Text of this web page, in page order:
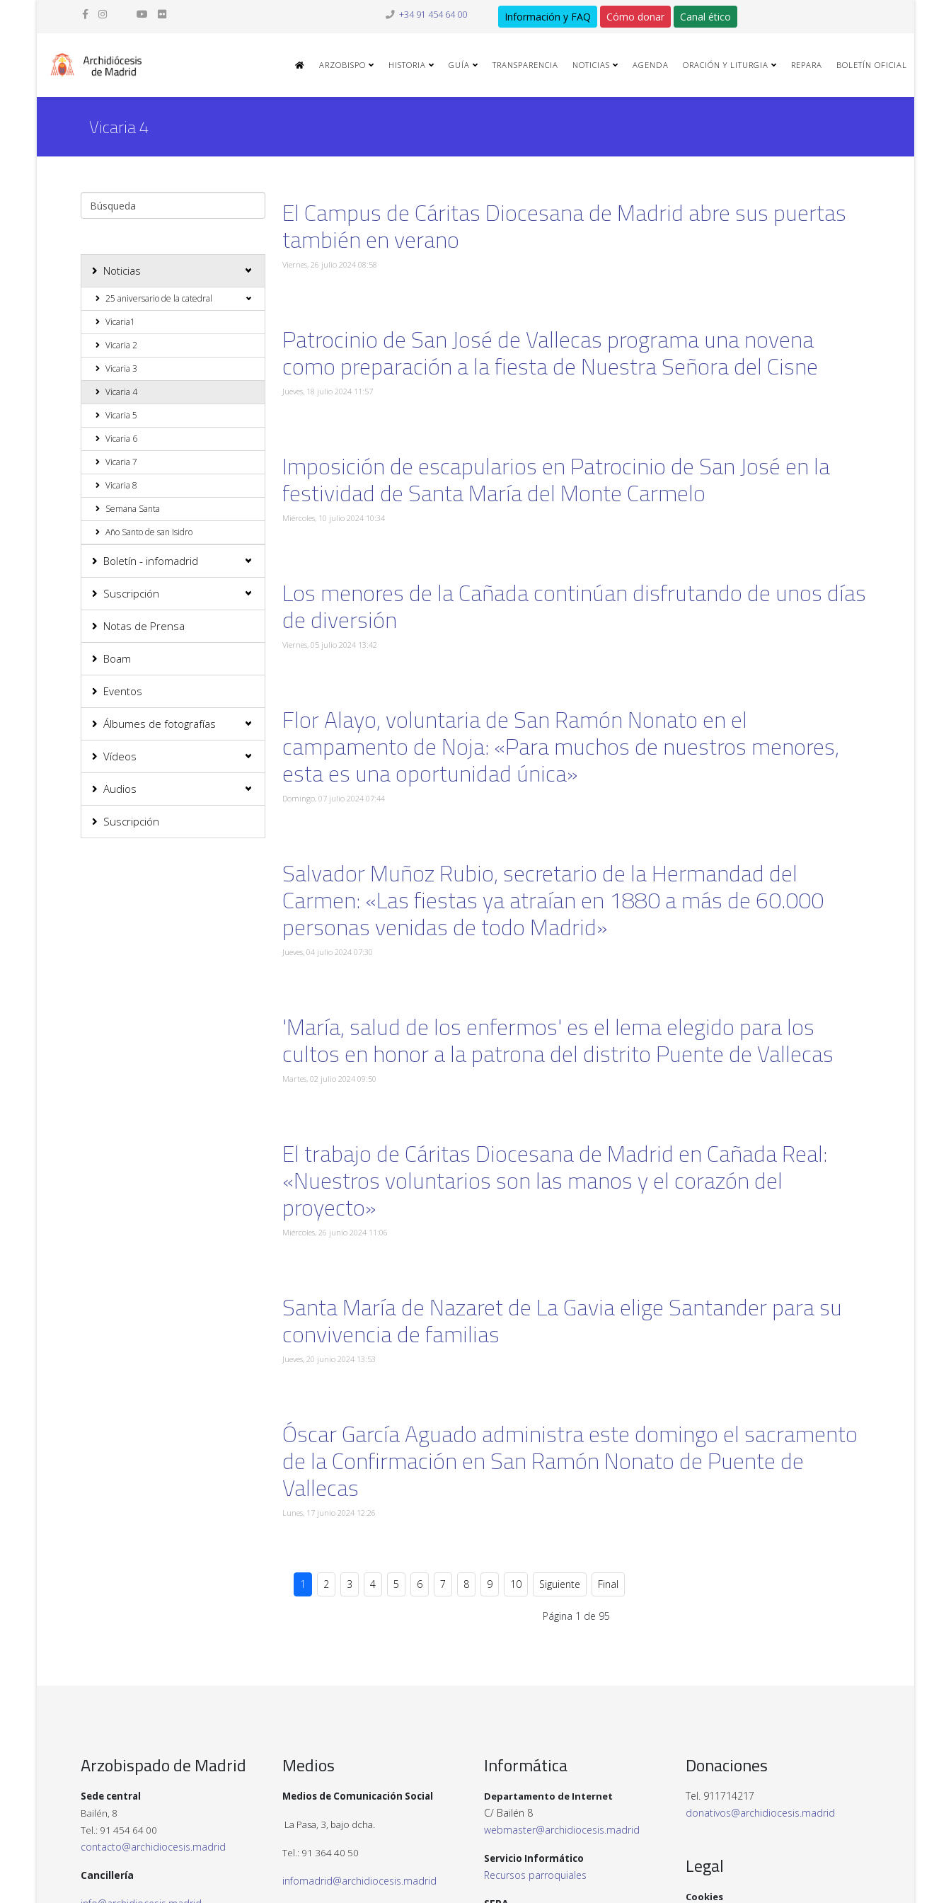
+34 91 454 64 00 Información y FAQ Cómo donar Canal ético
ARZOBISPO HISTORIA GUÍA TRANSPARENCIA NOTICIAS AGENDA ORACIÓN Y LITURGIA REPARA BOLETÍN OFICIAL
Vicaria 4
Noticias
25 aniversario de la catedral
Vicaria1
Vicaria 2
Vicaria 3
Vicaria 4
Vicaria 5
Vicaria 6
Vicaria 7
Vicaria 8
Semana Santa
Año Santo de san Isidro
Boletín - infomadrid
Suscripción
Notas de Prensa
Boam
Eventos
Álbumes de fotografías
Vídeos
Audios
Suscripción
El Campus de Cáritas Diocesana de Madrid abre sus puertas
también en verano
Viernes, 26 julio 2024 08:58
Patrocinio de San José de Vallecas programa una novena
como preparación a la fiesta de Nuestra Señora del Cisne
Jueves, 18 julio 2024 11:57
Imposición de escapularios en Patrocinio de San José en la
festividad de Santa María del Monte Carmelo
Miércoles, 10 julio 2024 10:34
Los menores de la Cañada continúan disfrutando de unos días
de diversión
Viernes, 05 julio 2024 13:42
Flor Alayo, voluntaria de San Ramón Nonato en el
campamento de Noja: «Para muchos de nuestros menores,
esta es una oportunidad única»
Domingo, 07 julio 2024 07:44
Salvador Muñoz Rubio, secretario de la Hermandad del
Carmen: «Las fiestas ya atraían en 1880 a más de 60.000
personas venidas de todo Madrid»
Jueves, 04 julio 2024 07:30
'María, salud de los enfermos' es el lema elegido para los
cultos en honor a la patrona del distrito Puente de Vallecas
Martes, 02 julio 2024 09:50
El trabajo de Cáritas Diocesana de Madrid en Cañada Real:
«Nuestros voluntarios son las manos y el corazón del
proyecto»
Miércoles, 26 junio 2024 11:06
Santa María de Nazaret de La Gavia elige Santander para su
convivencia de familias
Jueves, 20 junio 2024 13:53
Óscar García Aguado administra este domingo el sacramento
de la Confirmación en San Ramón Nonato de Puente de
Vallecas
Lunes, 17 junio 2024 12:26
1 2 3 4 5 6 7 8 9 10 Siguiente Final
Página 1 de 95
Arzobispado de Madrid
Sede central
Bailén, 8
Tel.: 91 454 64 00
contacto@archidiocesis.madrid
Cancillería
Medios
Medios de Comunicación Social
La Pasa, 3, bajo dcha.
Tel.: 91 364 40 50
infomadrid@archidiocesis.madrid
Informática
Departamento de Internet
C/ Bailén 8
webmaster@archidiocesis.madrid
Servicio Informático
Recursos parroquiales
Donaciones
Tel. 911714217
donativos@archidiocesis.madrid
Legal
Cookies